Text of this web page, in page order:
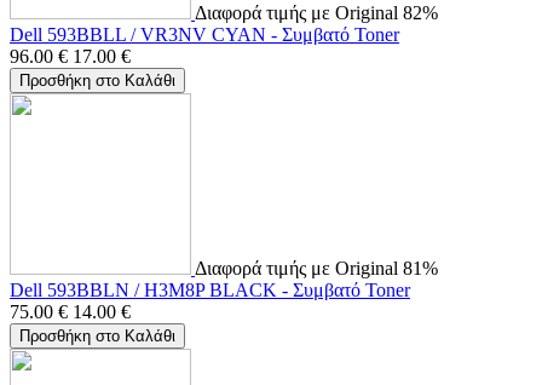
Διαφορά τιμής με Original 82%
Dell 593BBLL / VR3NV CYAN - Συμβατό Toner
96.00 € 17.00 €
Προσθήκη στο Καλάθι
Διαφορά τιμής με Original 81%
Dell 593BBLN / H3M8P BLACK - Συμβατό Toner
75.00 € 14.00 €
Προσθήκη στο Καλάθι